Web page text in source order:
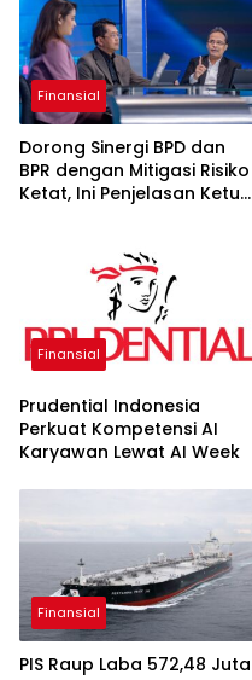
Finansial
Dorong Sinergi BPD dan
BPR dengan Mitigasi Risiko
Ketat, Ini Penjelasan Ketum
Finansial
Prudential Indonesia
Perkuat Kompetensi AI
Karyawan Lewat AI Week
Finansial
PIS Raup Laba 572,48 Juta